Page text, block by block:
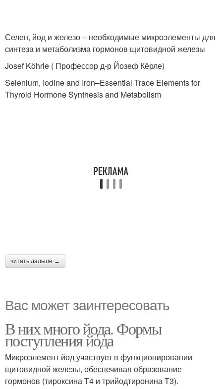
Селен, йод и железо – необходимые микроэлементы для
синтеза и метаболизма гормонов щитовидной железы
Josef Köhrle ( Профессор д-р Йозеф Кёрле)
Selenium, Iodine and Iron–Essential Trace Elements for
Thyroid Hormone Synthesis and Metabolism
читать дальше →
Вас может заинтересовать
В них много йода. Формы
поступления йода
Микроэлемент йод участвует в функционировании
щитовидной железы, обеспечивая образование
гормонов (тироксина Т4 и трийодтиронина Т3).